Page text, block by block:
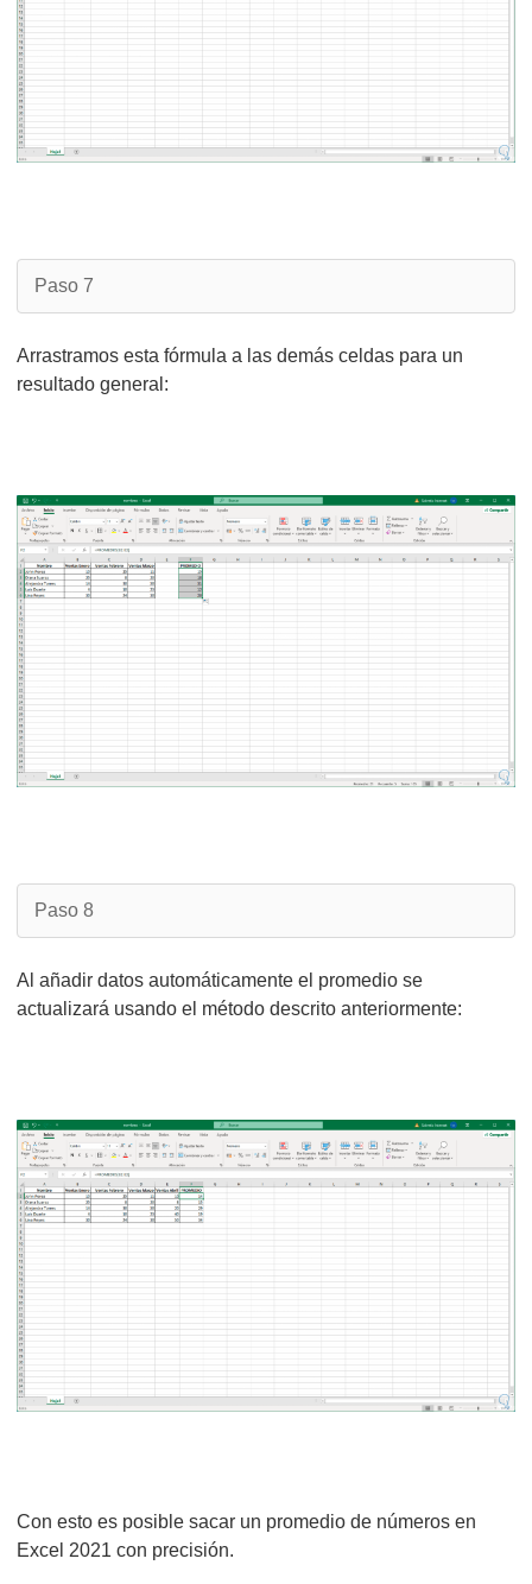
Paso 7
Arrastramos esta fórmula a las demás celdas para un
resultado general:
Paso 8
Al añadir datos automáticamente el promedio se
actualizará usando el método descrito anteriormente:
Con esto es posible sacar un promedio de números en
Excel 2021 con precisión.